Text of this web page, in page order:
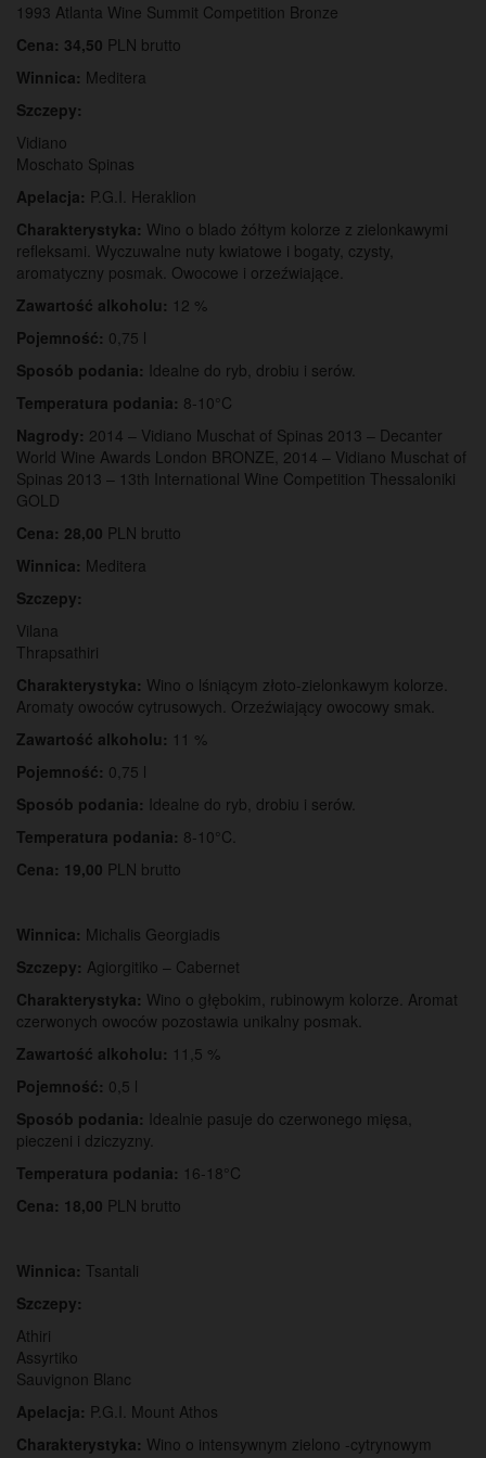
1993 Atlanta Wine Summit Competition Bronze
Cena: 34,50 PLN brutto
Winnica: Meditera
Szczepy:
Vidiano
Moschato Spinas
Apelacja: P.G.I. Heraklion
Charakterystyka: Wino o blado żółtym kolorze z zielonkawymi
refleksami. Wyczuwalne nuty kwiatowe i bogaty, czysty,
aromatyczny posmak. Owocowe i orzeźwiające.
Zawartość alkoholu: 12 %
Pojemność: 0,75 l
Sposób podania: Idealne do ryb, drobiu i serów.
Temperatura podania: 8-10°C
Nagrody: 2014 – Vidiano Muschat of Spinas 2013 – Decanter
World Wine Awards London BRONZE, 2014 – Vidiano Muschat of
Spinas 2013 – 13th International Wine Competition Thessaloniki
GOLD
Cena: 28,00 PLN brutto
Winnica: Meditera
Szczepy:
Vilana
Thrapsathiri
Charakterystyka: Wino o lśniącym złoto-zielonkawym kolorze.
Aromaty owoców cytrusowych. Orzeźwiający owocowy smak.
Zawartość alkoholu: 11 %
Pojemność: 0,75 l
Sposób podania: Idealne do ryb, drobiu i serów.
Temperatura podania: 8-10°C.
Cena: 19,00 PLN brutto
Winnica: Michalis Georgiadis
Szczepy: Agiorgitiko – Cabernet
Charakterystyka: Wino o głębokim, rubinowym kolorze. Aromat
czerwonych owoców pozostawia unikalny posmak.
Zawartość alkoholu: 11,5 %
Pojemność: 0,5 l
Sposób podania: Idealnie pasuje do czerwonego mięsa,
pieczeni i dziczyzny.
Temperatura podania: 16-18°C
Cena: 18,00 PLN brutto
Winnica: Tsantali
Szczepy:
Athiri
Assyrtiko
Sauvignon Blanc
Apelacja: P.G.I. Mount Athos
Charakterystyka: Wino o intensywnym zielono -cytrynowym